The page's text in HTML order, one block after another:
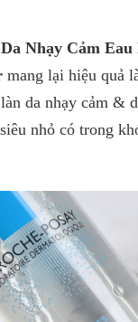
Nhạy Cảm
mang lại hiệu quả
da nhạy cảm &
nhỏ có trong